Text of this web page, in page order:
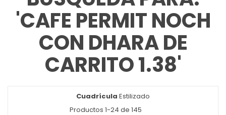
'CAFE PERMIT NOCH
CON DHARA DE
CARRITO 1.38'
Ver
como
Cuadrícula Estilizado
Productos 1-24 de 145